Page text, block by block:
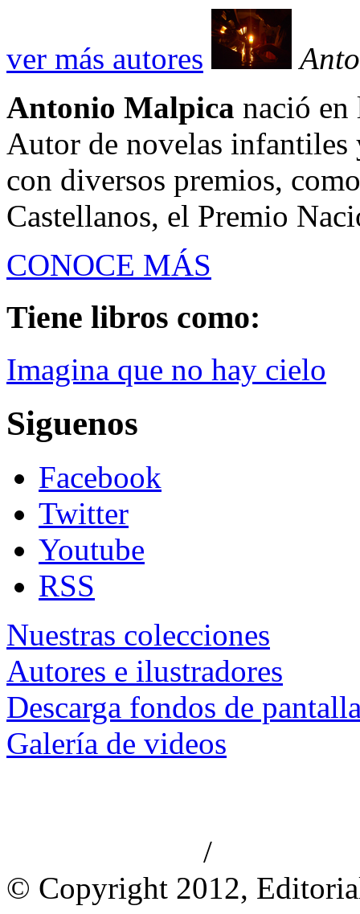
ver más autores
Antonio Malpica nació
Autor de novelas
con diversos premios,
Castellanos, el Premio
CONOCE MÁS
Tiene libros como:
Imagina que no hay cielo
Siguenos
Facebook
Twitter
Youtube
RSS
Nuestras colecciones
Autores e ilustradores
Descarga fondos de
Galería de videos
/
© Copyright 2012,